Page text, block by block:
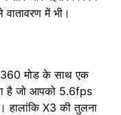
में भी।
मोड के साथ एक
है जो आपको 5.6fps
हालांकि X3 की तुलना